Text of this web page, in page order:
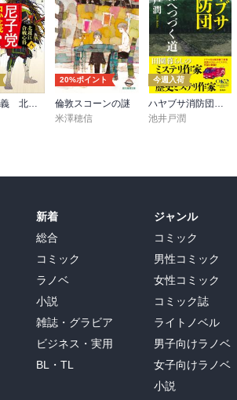
尼子党忠義 北近江合戦心得〈八〉
20%ポイント
倫敦スコーンの謎
米澤穂信
今週入荷
ハヤブサ消防団 森へつづく道
池井戸潤
新着
総合
コミック
ラノベ
小説
雑誌・グラビア
ビジネス・実用
BL・TL
ジャンル
コミック
男性コミック
女性コミック
コミック誌
ライトノベル
男子向けラノベ
女子向けラノベ
小説